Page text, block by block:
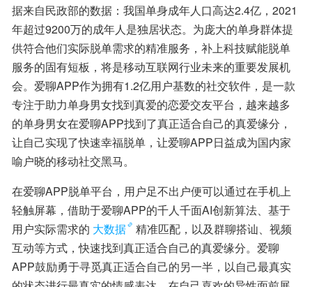
据来自民政部的数据：我国单身成年人口高达2.4亿，2021
年超过9200万的成年人是独居状态。为庞大的单身群体提
供符合他们实际脱单需求的精准服务，补上科技赋能脱单
服务的固有短板，将是移动互联网行业未来的重要发展机
会。爱聊APP作为拥有1.2亿用户基数的社交软件，是一款
专注于助力单身男女找到真爱的恋爱交友平台，越来越多
的单身男女在爱聊APP找到了真正适合自己的真爱缘分，
让自己实现了快速幸福脱单，让爱聊APP日益成为国内家
喻户晓的移动社交黑马。
在爱聊APP脱单平台，用户足不出户便可以通过在手机上
轻触屏幕，借助于爱聊APP的千人千面AI创新算法、基于
用户实际需求的 大数据
精准匹配，以及群聊搭讪、视频
互动等方式，快速找到真正适合自己的真爱缘分。爱聊
APP鼓励勇于寻觅真正适合自己的另一半，以自己最真实